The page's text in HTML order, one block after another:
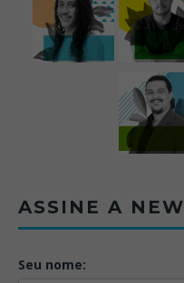
ASSINE A
Seu nome: